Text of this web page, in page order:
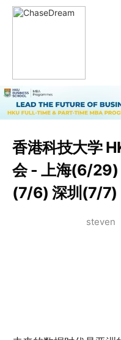
香港科技大学
会 - 上海(6/
(7/6) 深圳(7/7)
steven